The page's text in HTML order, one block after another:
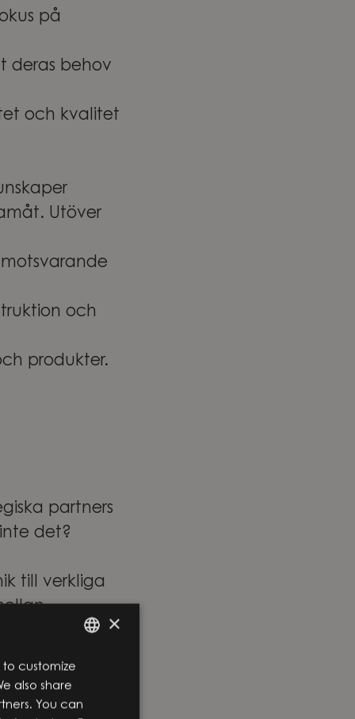
på
deras behov
och kvalitet
Utöver
och
produkter.
partners
det?
till verkliga
hela
ENGLISH
×
customize
also share
You can